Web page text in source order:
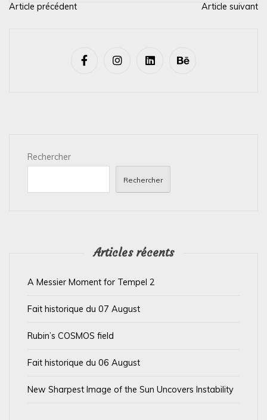
N
Article précédent Article suivant
Rechercher
Rechercher
Articles récents
A Messier Moment for Tempel 2
Fait historique du 07 August
Rubin’s COSMOS field
Fait historique du 06 August
New Sharpest Image of the Sun Uncovers Instability